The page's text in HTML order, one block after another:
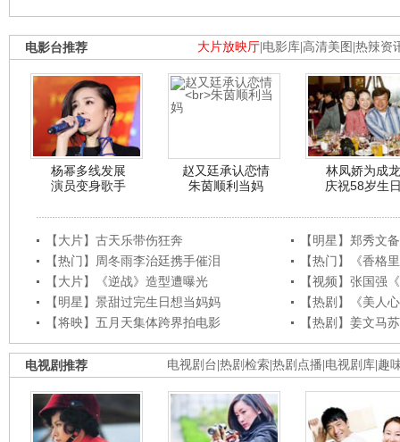
大片放映厅 电影库 高清美图 热辣资
电影台推荐
杨幂多线发展
演员变身歌手
赵又廷承认恋情
朱茵顺利当妈
林凤娇为成龙
庆祝58岁生
【大片】古天乐带伤狂奔
【明星】郑秀文
【热门】周冬雨李治廷携手催泪
【热门】《香格
【大片】《逆战》造型遭曝光
【视频】张国强
【明星】景甜过完生日想当妈妈
【热剧】《美人
【将映】五月天集体跨界拍电影
【热剧】姜文马
电视剧台 热剧检索 热剧点播 电视剧库 趣
电视剧推荐